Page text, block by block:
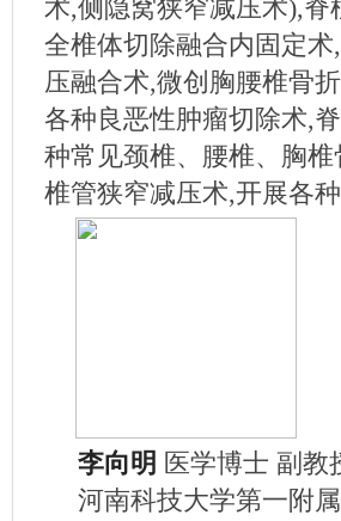
术,侧隐窝狭窄减压术),
全椎体切除融合内固定
压融合术,微创胸腰椎骨
各种良恶性肿瘤切除术,
种常见颈椎、腰椎、胸
椎管狭窄减压术,开展各
李向明 医学博士 副教
河南科技大学第一附